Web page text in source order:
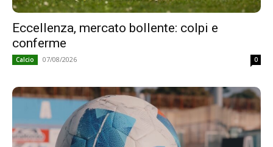
Eccellenza, mercato bollente: colpi e
conferme
Calcio 07/08/2026 0